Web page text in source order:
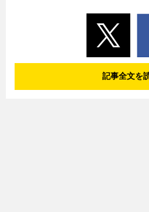
記事全文を